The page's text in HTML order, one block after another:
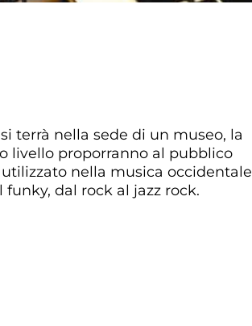
terrà nella sede di un museo, la
livello proporranno al pubblico
nella musica occidentale
dal rock al jazz rock.